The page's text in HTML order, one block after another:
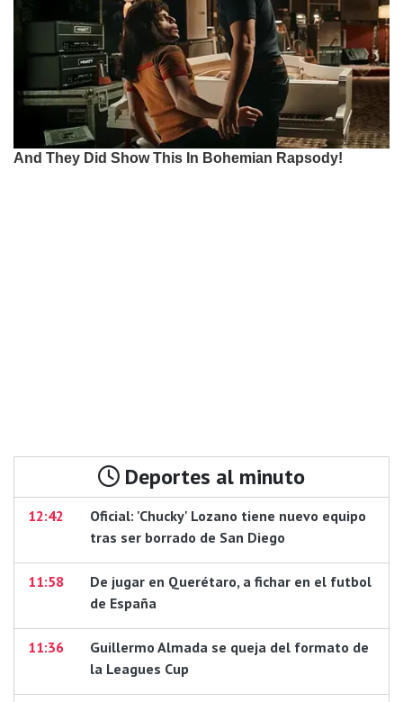
Deportes al minuto
12:42
Oficial: 'Chucky' Lozano tiene nuevo equipo
tras ser borrado de San Diego
11:58
De jugar en Querétaro, a fichar en el futbol
de España
11:36
Guillermo Almada se queja del formato de
la Leagues Cup